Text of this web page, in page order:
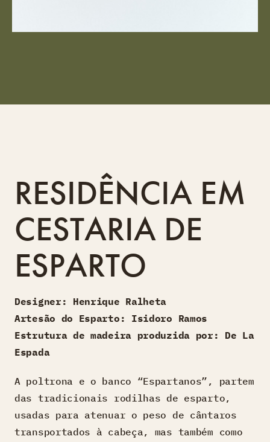
RESIDÊNCIA EM
CESTARIA DE
ESPARTO
Designer: Henrique Ralheta
Artesão do Esparto: Isidoro Ramos
Estrutura de madeira produzida por: De La
Espada
A poltrona e o banco “Espartanos”, partem
das tradicionais rodilhas de esparto,
usadas para atenuar o peso de cântaros
transportados à cabeça, mas também como